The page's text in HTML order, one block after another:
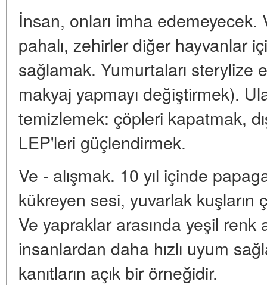
İnsan, onları imha
pahalı, zehirler diğer hayvanlar
sağlamak. Yumurtaları sterylize
makyaj yapmayı değiştirmek).
temizlemek: çöpleri kapatmak,
LEP'leri güçlendirmek.
Ve - alışmak. 10 yıl içinde
kükreyen sesi, yuvarlak kuşların
Ve yapraklar arasında yeşil renk
insanlardan daha hızlı uyum
kanıtların açık bir örneğidir.